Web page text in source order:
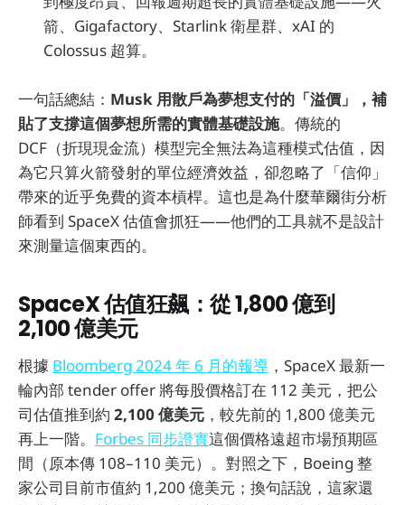
箭、Gigafactory、Starlink 衛星群、xAI 的
Colossus 超算。
一句話總結： Musk 用散戶為夢想支付的「溢價」，補
貼了支撐這個夢想所需的實體基礎設施。傳統的
DCF（折現現金流）模型完全無法為這種模式估值，因
為它只算火箭發射的單位經濟效益，卻忽略了「信仰」
帶來的近乎免費的資本槓桿。這也是為什麼華爾街分析
師看到 SpaceX 估值會抓狂——他們的工具就不是設計
來測量這個東西的。
SpaceX 估值狂飆：從 1,800 億到
2,100 億美元
根據 Bloomberg 2024 年 6 月的報導 ，SpaceX 最新一
輪內部 tender offer 將每股價格訂在 112 美元，把公
司估值推到約 2,100 億美元 ，較先前的 1,800 億美元
再上一階。 Forbes 同步證實這個價格遠超市場預期區
間（原本傳 108–110 美元）。對照之下，Boeing 整
家公司目前市值約 1,200 億美元；換句話說，這家還